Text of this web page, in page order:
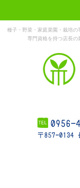
種子・野菜・家庭菜園・栽培の
専門資格を持つ店長の